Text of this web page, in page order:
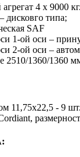
4 х 9000
дисковго типа;
SAF
1-ой оси –
2-ой оси –
2510/1360/1360
11,75х22,5 - 9